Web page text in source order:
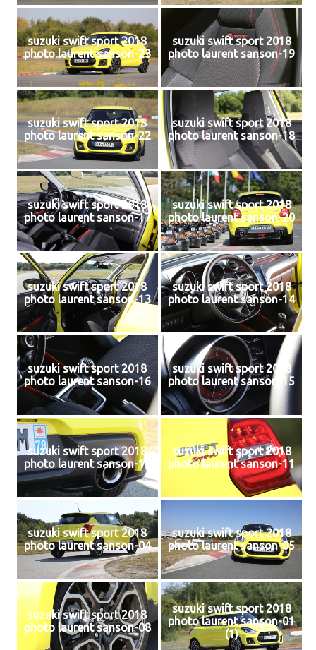
suzuki swift sport 2018
photo laurent sanson-23
suzuki swift sport 2018
photo laurent sanson-19
suzuki swift sport 2018
photo laurent sanson-22
suzuki swift sport 2018
photo laurent sanson-18
suzuki swift sport 2018
photo laurent sanson-17
suzuki swift sport 2018
photo laurent sanson-20
suzuki swift sport 2018
photo laurent sanson-13
suzuki swift sport 2018
photo laurent sanson-14
suzuki swift sport 2018
photo laurent sanson-16
suzuki swift sport 2018
photo laurent sanson-15
suzuki swift sport 2018
photo laurent sanson-12
suzuki swift sport 2018
photo laurent sanson-11
suzuki swift sport 2018
photo laurent sanson-04
suzuki swift sport 2018
photo laurent sanson-05
suzuki swift sport 2018
photo laurent sanson-08
suzuki swift sport 2018
photo laurent sanson-01
(1)